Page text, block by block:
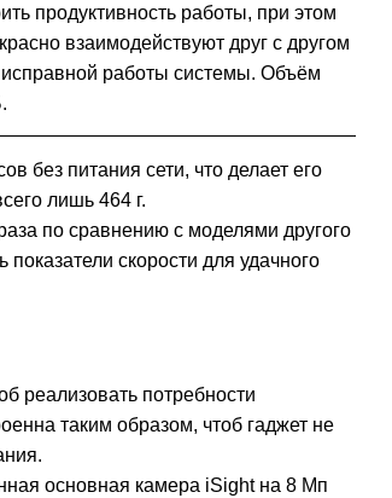
продуктивность работы, при этом
взаимодействуют друг с другом
работы системы. Объём
без питания сети, что делает его
лишь 464 г.
по сравнению с моделями другого
скорости для удачного
реализовать потребности
таким образом, чтоб гаджет не
основная камера iSight на 8 Мп